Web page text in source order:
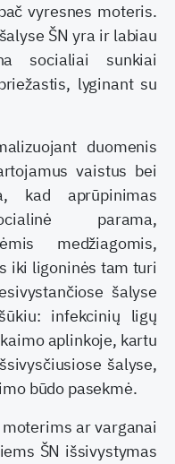
vyresnes moteris.
ŠN yra ir labiau
socialiai sunkiai
lyginant su
duomenis
vaistus bei
kad aprūpinimas
parama,
medžiagomis,
iki ligoninės tam turi
šalyse
infekcinių ligų
aplinkoje, kartu
šalyse,
būdo pasekmė.
ar varganai
ŠN išsivystymas